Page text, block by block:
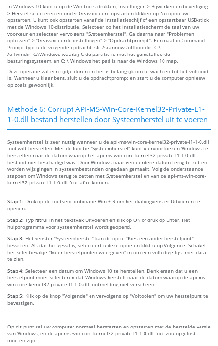
In Windows 10 kunt u op de Win-toets drukken, Instellingen > Bijwerken en beveiliging
> Herstel selecteren en onder Geavanceerd opstarten klikken op Nu opnieuw
opstarten. U kunt ook opstarten vanaf de installatieschijf of een opstartbaar USB-stick
met de Windows 10-distributie. Selecteer op het installatiescherm de taal van uw
voorkeur en selecteer vervolgens "Systeemherstel". Ga daarna naar "Problemen
oplossen" > "Geavanceerde instellingen" > "Opdrachtprompt". Eenmaal in Command
Prompt typt u de volgende opdracht: sfc /scannow /offbootdir=C:\
/offwindir=C:\Windows waarbij C de partitie is met het geïnstalleerde
besturingssysteem, en C: \ Windows het pad is naar de Windows 10 map.
Deze operatie zal een tijdje duren en het is belangrijk om te wachten tot het voltooid
is. Wanneer u klaar bent, sluit u de opdrachtprompt en start u de computer opnieuw
op zoals gewoonlijk.
Methode 6: Corrupt API-MS-Win-Core-Kernel32-Private-L1-
1-0.dll bestand herstellen door Systeemherstel uit te voeren
Systeemherstel is zeer nuttig wanneer u de api-ms-win-core-kernel32-private-l1-1-0.dll
fout wilt herstellen. Met de functie "Systeemherstel" kunt u ervoor kiezen Windows te
herstellen naar de datum waarop het api-ms-win-core-kernel32-private-l1-1-0.dll
bestand niet beschadigd was. Door Windows naar een eerdere datum terug te zetten,
worden wijzigingen in systeembestanden ongedaan gemaakt. Volg de onderstaande
stappen om Windows terug te zetten met Systeemherstel en van de api-ms-win-core-
kernel32-private-l1-1-0.dll fout af te komen.
Stap 1: Druk op de toetsencombinatie Win + R om het dialoogvenster Uitvoeren te
openen.
Stap 2: Typ rstrui in het tekstvak Uitvoeren en klik op OK of druk op Enter. Het
hulpprogramma voor systeemherstel wordt geopend.
Stap 3: Het venster "Systeemherstel" kan de optie "Kies een ander herstelpunt"
bevatten. Als dat het geval is, selecteert u deze optie en klikt u op Volgende. Schakel
het selectievakje "Meer herstelpunten weergeven" in om een volledige lijst met data
te zien.
Stap 4: Selecteer een datum om Windows 10 te herstellen. Denk eraan dat u een
herstelpunt moet selecteren dat Windows herstelt naar de datum waarop de api-ms-
win-core-kernel32-private-l1-1-0.dll foutmelding niet verscheen.
Stap 5: Klik op de knop "Volgende" en vervolgens op "Voltooien" om uw herstelpunt te
bevestigen.
Op dit punt zal uw computer normaal herstarten en opstarten met de herstelde versie
van Windows, en de api-ms-win-core-kernel32-private-l1-1-0.dll fout zou opgelost
moeten zijn.